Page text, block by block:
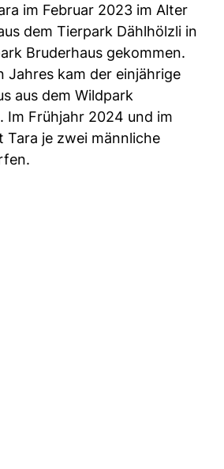
im Februar 2023 im Alter
dem Tierpark Dählhölzli in
Bruderhaus gekommen.
Jahres kam der einjährige
aus dem Wildpark
Im Frühjahr 2024 und im
Tara je zwei männliche